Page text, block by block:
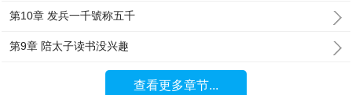
第10章 发兵一千號称五千
第9章 陪太子读书没兴趣
查看更多章节...